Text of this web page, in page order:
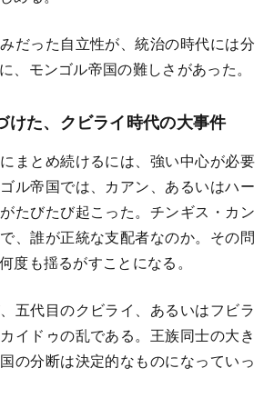
だった自立性が、統治の時代には分
、モンゴル帝国の難しさがあった。
けた、クビライ時代の大事件
まとめ続けるには、強い中心が必要
ル帝国では、カアン、あるいはハー
たびたび起こった。チンギス・カン
、誰が正統な支配者なのか。その問
度も揺るがすことになる。
五代目のクビライ、あるいはフビラ
イドゥの乱である。王族同士の大き
の分断は決定的なものになっていっ